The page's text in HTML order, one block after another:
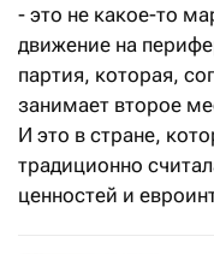
- это не какое-то
движение на
партия, которая,
занимает второе
И это в стране,
традиционно
ценностей и